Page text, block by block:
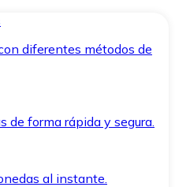
diferentes métodos de
de forma rápida y segura.
al instante.